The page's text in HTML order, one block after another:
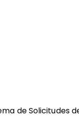
de Solicitudes